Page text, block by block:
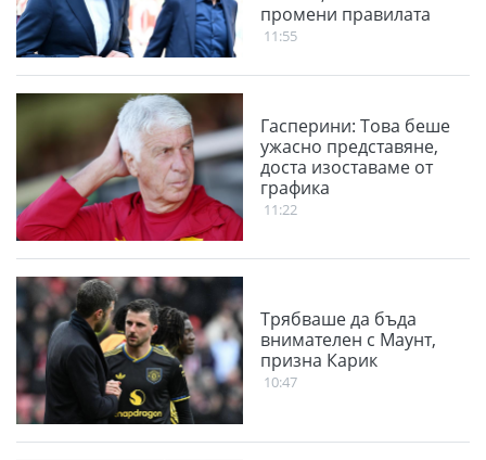
промени правилата
11:55
Гасперини: Това беше
ужасно представяне,
доста изоставаме от
графика
11:22
Трябваше да бъда
внимателен с Маунт,
призна Карик
10:47